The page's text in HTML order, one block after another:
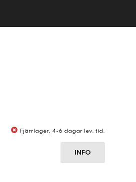
Fjärrlager, 4-6 dagar lev. tid.
INFO